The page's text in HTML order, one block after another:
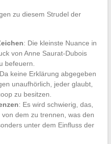
zu diesem Strudel der
: Die kleinste Nuance in
von Anne Saurat-Dubois
befeuern.
keine Erklärung abgegeben
unaufhörlich, jeder glaubt,
zu besitzen.
: Es wird schwierig, das,
dem zu trennen, was den
unter dem Einfluss der